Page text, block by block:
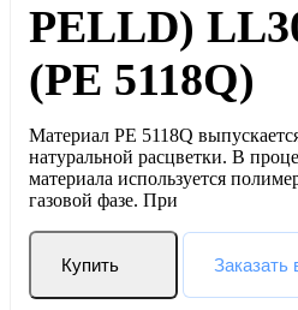
PELLD)
(PE 5118Q)
Материал PE 5118Q
натуральной расцветки. В
материала используется
газовой фазе. При
Купить Заказать